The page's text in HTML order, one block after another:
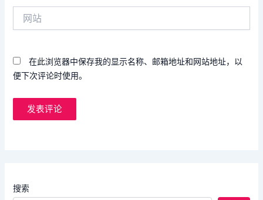
在此浏览器中保存我的显示名称、邮箱地址和网站地址，以
便下次评论时使用。
搜索